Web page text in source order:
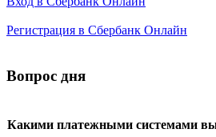
Регистрация в Сбербанк Онлайн
Вопрос дня
Какими платежными системами вы